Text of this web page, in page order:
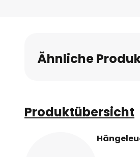
Ähnliche
Produktübersicht